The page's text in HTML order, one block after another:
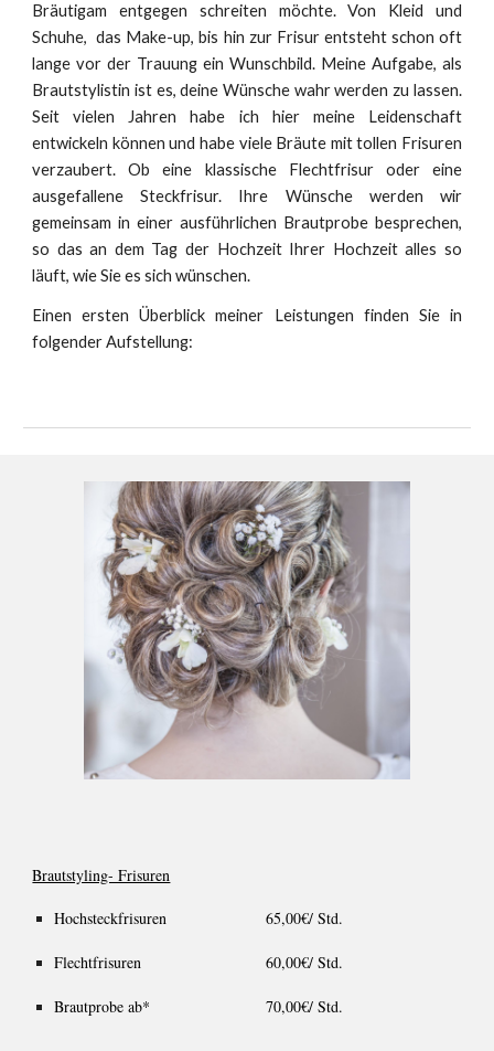
Bräutigam entgegen schreiten möchte. Von Kleid und
Schuhe, das Make-up, bis hin zur Frisur entsteht schon oft
lange vor der Trauung ein Wunschbild. Meine Aufgabe, als
Brautstylistin ist es, deine Wünsche wahr werden zu lassen.
Seit vielen Jahren habe ich hier meine Leidenschaft
entwickeln können und habe viele Bräute mit tollen Frisuren
verzaubert. Ob eine klassische Flechtfrisur oder eine
ausgefallene Steckfrisur. Ihre Wünsche werden wir
gemeinsam in einer ausführlichen Brautprobe besprechen,
so das an dem Tag der Hochzeit Ihrer Hochzeit alles so
läuft, wie Sie es sich wünschen.
Einen ersten Überblick meiner Leistungen finden Sie in
folgender Aufstellung:
Brautstyling- Frisuren
Hochsteckfrisuren 65,00€/ Std.
Flechtfrisuren 60,00€/ Std.
Brautprobe ab* 70,00€/ Std.